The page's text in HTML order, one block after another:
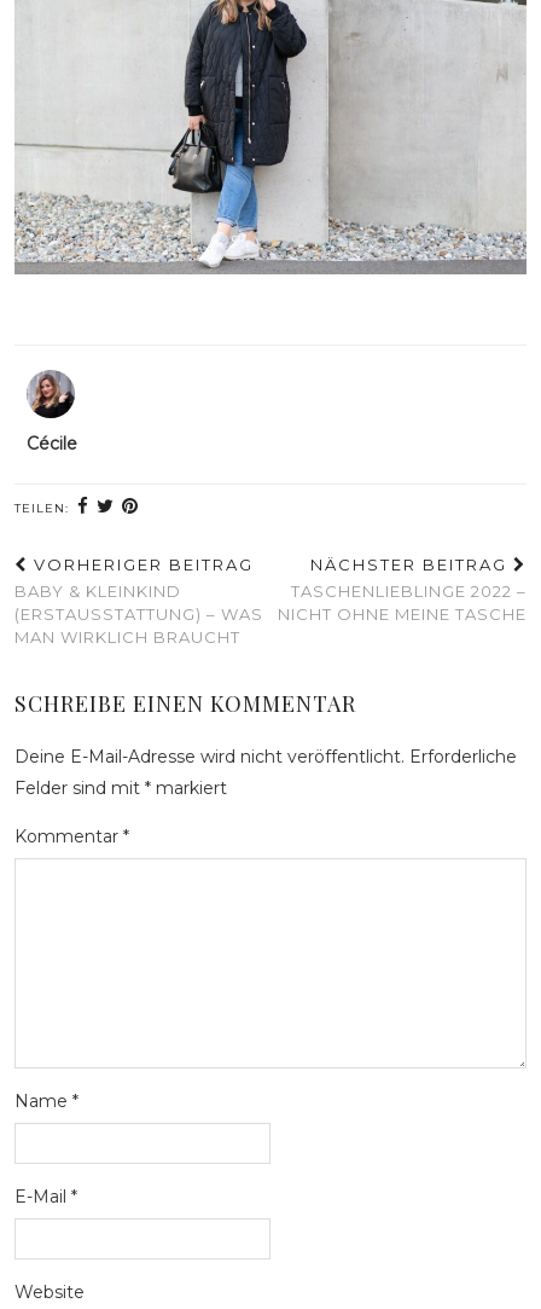
Cécile
TEILEN:
VORHERIGER BEITRAG
BABY & KLEINKIND
(ERSTAUSSTATTUNG) – WAS
MAN WIRKLICH BRAUCHT
NÄCHSTER BEITRAG
TASCHENLIEBLINGE 2022 –
NICHT OHNE MEINE TASCHE
SCHREIBE EINEN KOMMENTAR
Deine E-Mail-Adresse wird nicht veröffentlicht. Erforderliche
Felder sind mit * markiert
Kommentar *
Name *
E-Mail *
Website